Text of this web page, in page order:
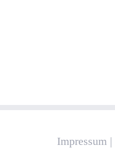
Impressum |